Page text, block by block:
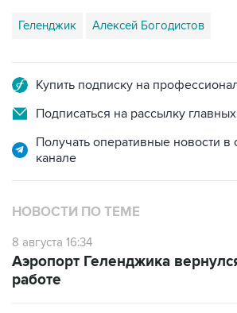
Подписаться на рассылку главных
Получать оперативные новости
НОВОСТИ ПО ТЕМЕ
8 августа 16:34
работе
8 августа 13:02